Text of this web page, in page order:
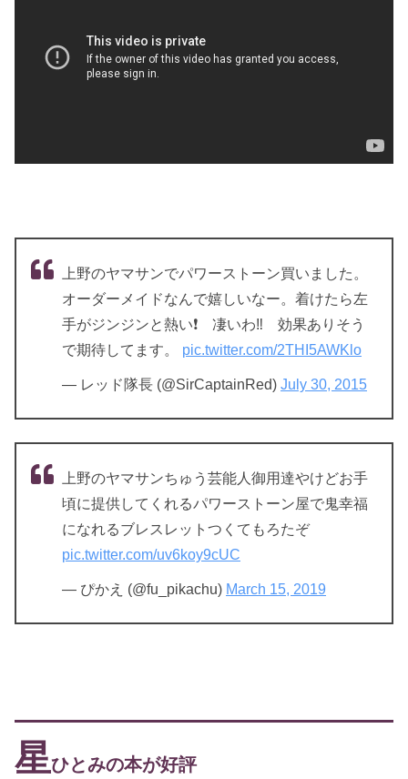
上野のヤマサンでパワーストーン買いました。
オーダーメイドなんで嬉しいなー。着けたら左
手がジンジンと熱い❗ 凄いわ‼ 効果ありそう
で期待してます。 pic.twitter.com/2THI5AWKlo
— レッド隊長 (@SirCaptainRed) July 30, 2015
上野のヤマサンちゅう芸能人御用達やけどお手
頃に提供してくれるパワーストーン屋で鬼幸福
になれるブレスレットつくてもろたぞ
pic.twitter.com/uv6koy9cUC
— ぴかえ (@fu_pikachu) March 15, 2019
星ひとみの本が好評